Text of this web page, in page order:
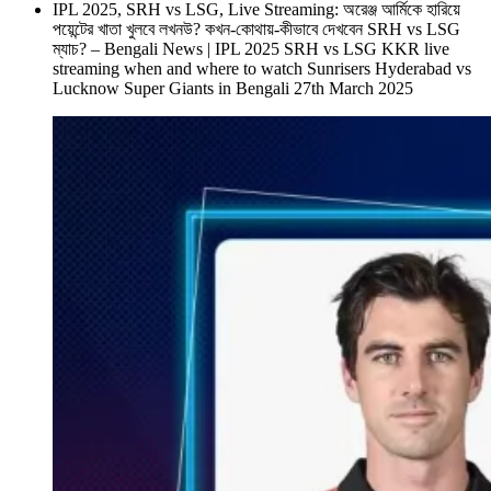
IPL 2025, SRH vs LSG, Live Streaming: অরেঞ্জ আর্মিকে হারিয়ে
পয়েন্টের খাতা খুলবে লখনউ? কখন-কোথায়-কীভাবে দেখবেন SRH vs LSG
ম্যাচ? – Bengali News | IPL 2025 SRH vs LSG KKR live
streaming when and where to watch Sunrisers Hyderabad vs
Lucknow Super Giants in Bengali 27th March 2025